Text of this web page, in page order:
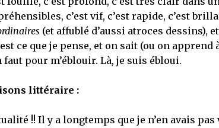
c’est vif, c’est rapide, c’est
(et affublé d’aussi atroces dessins),
ce que je pense, et on sait (ou on
faut pour m’éblouir. Là, je suis ébloui.
littéraire :
!! Il y a longtemps que je n’en avais